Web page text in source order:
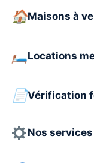
Maisons à
Locations
Vérification
Nos services